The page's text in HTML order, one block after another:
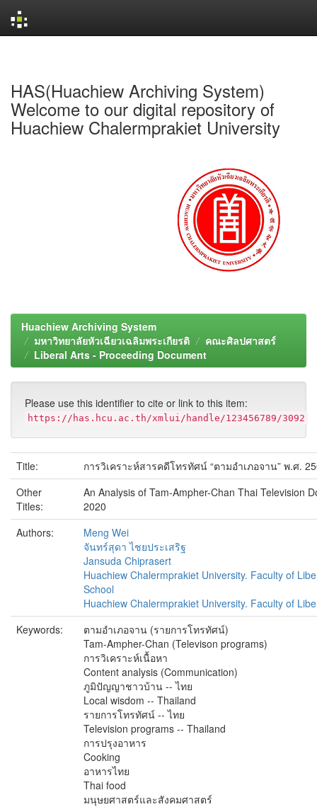
HAS(Huachiew Archiving System)
Welcome to our digital repository of
Huachiew Chalermprakiet University
Huachiew Archiving System
มหาวิทยาลัยหัวเฉียวเฉลิมพระเกียรติ
คณะศิลปศาสตร์
Liberal Arts - Proceeding Document
Please use this identifier to cite or link to this item:
https://has.hcu.ac.th/xmlui/handle/123456789/3092
Title:
การวิเคราะห์สารคดีโทรทัศน์ “ตามอำเภอจาน” พ.ศ.
Other
Titles:
An Analysis of Tam-Ampher-Chan Thai Television
2020
Authors:
Meng Wei
จันทร์สุดา ไชยประเสริฐ
Jansuda Chiprasert
Huachiew Chalermprakiet University. Faculty of
School
Huachiew Chalermprakiet University. Faculty of
Keywords:
ตามอำเภอจาน (รายการโทรทัศน์)
Tam-Ampher-Chan (Televison programs)
การวิเคราะห์เนื้อหา
Content analysis (Communication)
ภูมิปัญญาชาวบ้าน -- ไทย
Local wisdom -- Thailand
รายการโทรทัศน์ -- ไทย
Television programs -- Thailand
การปรุงอาหาร
Cooking
อาหารไทย
Thai food
มนุษยศาสตร์และสังคมศาสตร์